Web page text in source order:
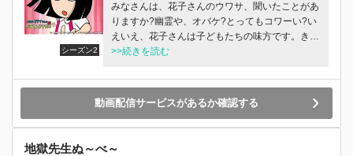
シーズン2
みなさんは、花子さんのウワサ、聞いたことがあ
りますか?幽霊や、オバケ?とってもコワーい?い
えいえ、花子さんは子どもたちの味方です。きっ
とあなたのところにも、花子さんがきてくれます
>>続きを読む
動画配信サービスがあるか確認する
地獄先生ぬ～べ～